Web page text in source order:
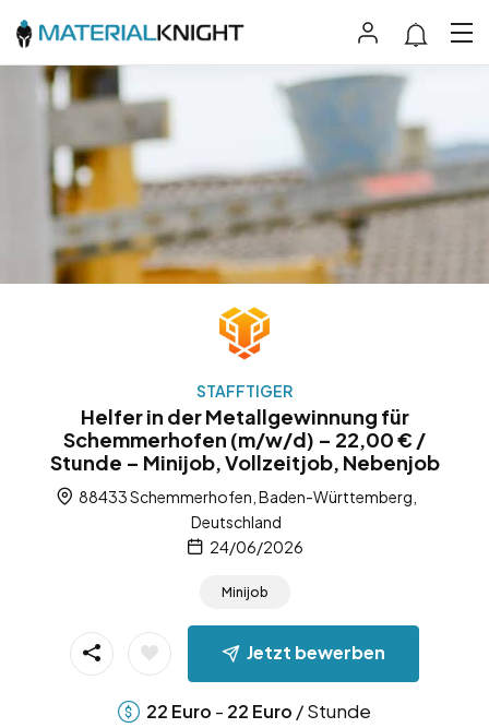
STAFFTIGER
Helfer in der Metallgewinnung für
Schemmerhofen (m/w/d) – 22,00 € /
Stunde – Minijob, Vollzeitjob, Nebenjob
88433 Schemmerhofen, Baden-Württemberg,
Deutschland
24/06/2026
Minijob
Jetzt bewerben
22 Euro - 22 Euro / Stunde